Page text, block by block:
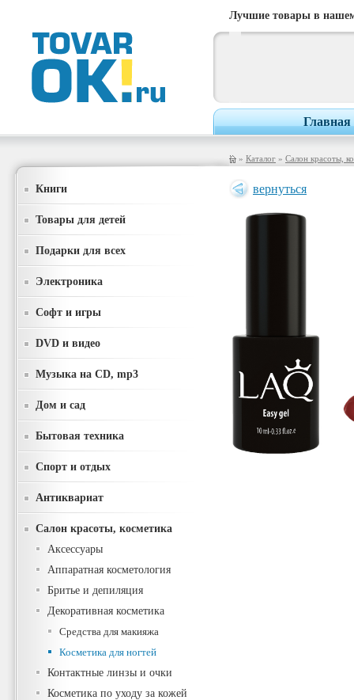
Лучшие товары в
Главная
» Каталог » Салон красоты,
Книги
Товары для детей
Подарки для всех
Электроника
Софт и игры
DVD и видео
Музыка на CD, mp3
Дом и сад
Бытовая техника
Спорт и отдых
Антиквариат
Салон красоты, косметика
Аксессуары
Аппаратная косметология
Бритье и депиляция
Декоративная косметика
Средства для макияжа
Косметика для ногтей
Контактные линзы и очки
Косметика по уходу за кожей
вернуться